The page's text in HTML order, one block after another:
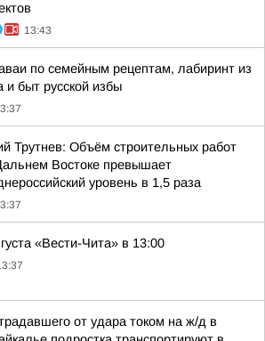
13:43
по семейным рецептам, лабиринт из
и быт русской избы
Трутнев: Объём строительных работ
Востоке превышает
уровень в 1,5 раза
«Вести-Чита» в 13:00
от удара током на ж/д в